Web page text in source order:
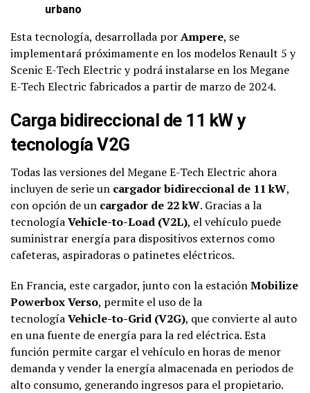
urbano
Esta tecnología, desarrollada porAmpere, se
implementará próximamente en los modelos Renault 5 y
Scenic E-Tech Electric y podrá instalarse en los Megane
E-Tech Electric fabricados a partir de marzo de 2024.
Carga bidireccional de 11 kW y
tecnología V2G
Todas las versiones del Megane E-Tech Electric ahora
incluyen de serie un cargador bidireccional de 11 kW,
con opción de un cargador de 22 kW. Gracias a la
tecnologíaVehicle-to-Load (V2L), el vehículo puede
suministrar energía para dispositivos externos como
cafeteras, aspiradoras o patinetes eléctricos.
En Francia, este cargador, junto con la estaciónMobilize
Powerbox Verso, permite el uso de la
tecnologíaVehicle-to-Grid (V2G), que convierte al auto
en una fuente de energía para la red eléctrica. Esta
función permite cargar el vehículo en horas de menor
demanda y vender la energía almacenada en periodos de
alto consumo, generando ingresos para el propietario.